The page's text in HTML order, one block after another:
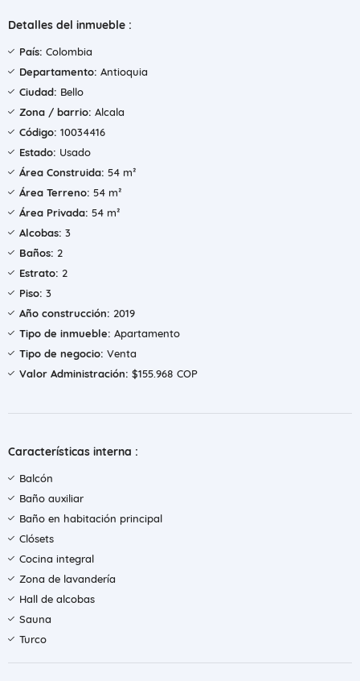
Detalles del inmueble :
País: Colombia
Departamento: Antioquia
Ciudad: Bello
Zona / barrio: Alcala
Código: 10034416
Estado: Usado
Área Construida: 54 m²
Área Terreno: 54 m²
Área Privada: 54 m²
Alcobas: 3
Baños: 2
Estrato: 2
Piso: 3
Año construcción: 2019
Tipo de inmueble: Apartamento
Tipo de negocio: Venta
Valor Administración: $155.968 COP
Características interna :
Balcón
Baño auxiliar
Baño en habitación principal
Clósets
Cocina integral
Zona de lavandería
Hall de alcobas
Sauna
Turco